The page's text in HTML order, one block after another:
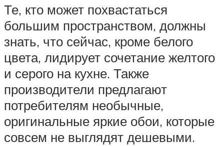
Те, кто может похвастаться
большим пространством, должны
знать, что сейчас, кроме белого
цвета, лидирует сочетание желтого
и серого на кухне. Также
производители предлагают
потребителям необычные,
оригинальные яркие обои, которые
совсем не выглядят дешевыми.